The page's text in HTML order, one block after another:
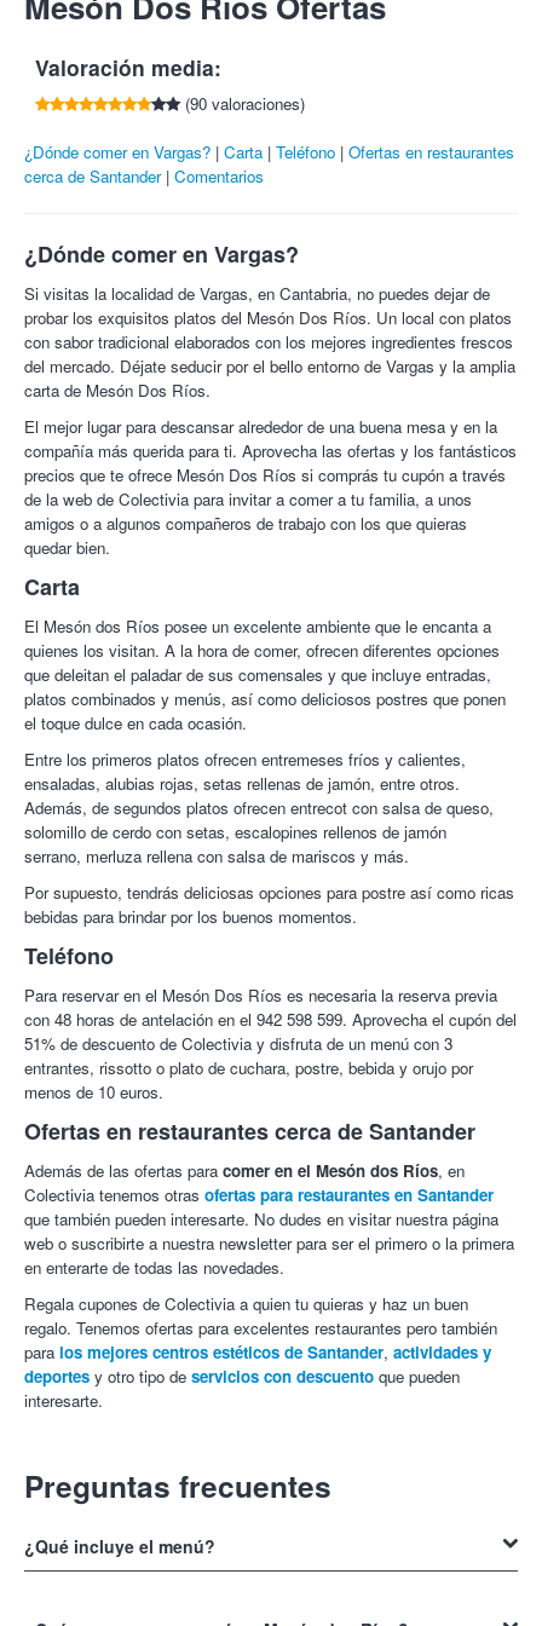
Bebida:
Vino y casera.
comidas del día a día como para celebraciones informales,
basada en la calidad y la sencillez bien ejecutada.
Un espacio perfecto para quienes buscan
¡Disfruta de un buen menú con Colectivia!
Compra todos los que quieras para ti y para regalar.
cancelación en el 942 598 599. Reservas sujetas a
disponibilidad del restaurante.
Imprescindible presentar el cupón impreso.
María Jesus P.10/10todo perfecto
Iñigo A.10/10Se me olvidaba, los camareros super amables un
10, no lo dudeis
Mercedes P. 10/10 muy buen servicio , todo rico y cantidad
16/09/2021
27/05/2021
Victoria P.10/10 Estaba todo buenísimo y fueron muy amables.
Así da gusto. Volveremos seguro.
18/09/2020
Virginia G.10/10Super rico y abundante
Sergio G.10/10Buena comida, bien servidos, muy amables y por
este precio. Impresionante, recomiendo el lugar sin duda.
11/01/2020
Jose Carlos C.
para comer
Jose Carlos C.10/10 Todo estupendo volveré a repetir
06/05/2019
Mª José R.10/10Hemos acudido ya varias veces, y siempre ha
sido un servicio rápido, atento, con buena cantidad de comida.
Muy satisfechos
25/03/2019
Juan A. Excelente la cena y el trato, muy recomendable.
21/11/2018
Jose Carlos C.10/10Un lugar acogedor trato excelente
recomendable.
18/09/2018
Beatriz G.
Tomas V.10/10muy bueno todo y buen servicio
04/03/2018
Valentin A.8/10
particular
17/01/2018
Daniel G.10/10Inmejorable, muy profesionales y de trato
estupendo, comida muy rica y abundante a un precio fenomenal
en un local muy agradable y amplio. 10 sobre 10.
21/05/2017
Cecilio R.8/10Servicio y atención correcta y agradable
26/04/2017
Blanca Amelia F.
17/12/2016
Valoración media:
(90 valoraciones)
¿Dónde comer en Vargas? Carta Teléfono Ofertas en restaurantes
cerca de Santander Comentarios
¿Dónde comer en Vargas?
Si visitas la localidad de Vargas, en Cantabria, no puedes dejar de
probar los exquisitos platos del Mesón Dos Ríos. Un local con platos
con sabor tradicional elaborados con los mejores ingredientes frescos
del mercado. Déjate seducir por el bello entorno de Vargas y la amplia
carta de Mesón Dos Ríos.
El mejor lugar para descansar alrededor de una buena mesa y en la
compañía más querida para ti. Aprovecha las ofertas y los fantásticos
precios que te ofrece Mesón Dos Ríos si comprás tu cupón a través
de la web de Colectivia para invitar a comer a tu familia, a unos
amigos o a algunos compañeros de trabajo con los que quieras
quedar bien.
Carta
El Mesón dos Ríos posee un excelente ambiente que le encanta a
quienes los visitan. A la hora de comer, ofrecen diferentes opciones
que deleitan el paladar de sus comensales y que incluye entradas,
platos combinados y menús, así como deliciosos postres que ponen
el toque dulce en cada ocasión.
Entre los primeros platos ofrecen entremeses fríos y calientes,
ensaladas, alubias rojas, setas rellenas de jamón, entre otros.
Además, de segundos platos ofrecen entrecot con salsa de queso,
solomillo de cerdo con setas, escalopines rellenos de jamón
serrano, merluza rellena con salsa de mariscos y más.
Por supuesto, tendrás deliciosas opciones para postre así como ricas
bebidas para brindar por los buenos momentos.
Teléfono
Para reservar en el Mesón Dos Ríos es necesaria la reserva previa
con 48 horas de antelación en el 942 598 599. Aprovecha el cupón del
51% de descuento de Colectivia y disfruta de un menú con 3
entrantes, rissotto o plato de cuchara, postre, bebida y orujo por
menos de 10 euros.
Ofertas en restaurantes cerca de Santander
Además de las ofertas para comer en el Mesón dos Ríos, en
Colectivia tenemos otras ofertas para restaurantes en Santander
que también pueden interesarte. No dudes en visitar nuestra página
web o suscribirte a nuestra newsletter para ser el primero o la primera
en enterarte de todas las novedades.
Regala cupones de Colectivia a quien tu quieras y haz un buen
regalo. Tenemos ofertas para excelentes restaurantes pero también
para los mejores centros estéticos de Santander, actividades y
deportes y otro tipo de servicios con descuento que pueden
interesarte.
Preguntas frecuentes
¿Qué incluye el menú?